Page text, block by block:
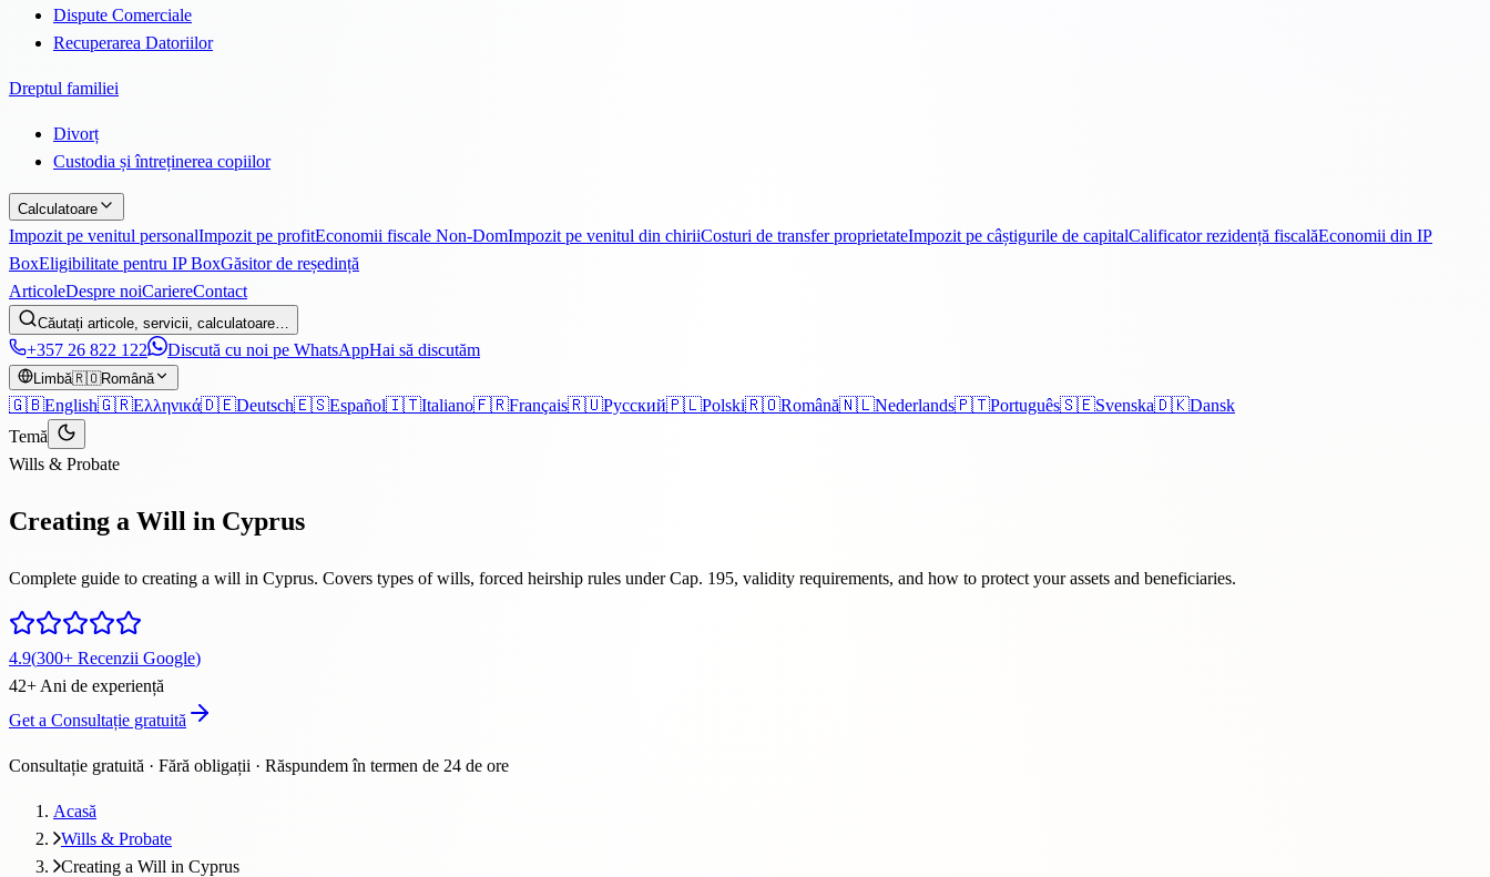
Dispute Comerciale
Recuperarea Datoriilor
Dreptul familiei
Divorț
Custodia și întreținerea copiilor
Calculatoare
Impozit pe venitul personalImpozit pe profitEconomii fiscale Non-DomImpozit pe venitul din chiriiCosturi de transfer proprietateImpozit pe câștigurile de capitalCalificator rezidență fiscalăEconomii din IP
BoxEligibilitate pentru IP BoxGăsitor de reședință
ArticoleDespre noiCariereContact
Căutați articole, servicii, calculatoare…
+357 26 822 122 Discută cu noi pe WhatsAppHai să discutăm
Limbă🇷🇴Română
🇬🇧English🇬🇷Ελληνικά🇩🇪Deutsch🇪🇸Español🇮🇹Italiano🇫🇷Français🇷🇺Русский🇵🇱Polski🇷🇴Română🇳🇱Nederlands🇵🇹Português🇸🇪Svenska🇩🇰Dansk
Temă
Wills & Probate
Creating a Will in Cyprus
Complete guide to creating a will in Cyprus. Covers types of wills, forced heirship rules under Cap. 195, validity requirements, and how to protect your assets and beneficiaries.
4.9(300+ Recenzii Google)
42+ Ani de experiență
Get a Consultație gratuită
Consultație gratuită · Fără obligații · Răspundem în termen de 24 de ore
Acasă
Wills & Probate
Creating a Will in Cyprus